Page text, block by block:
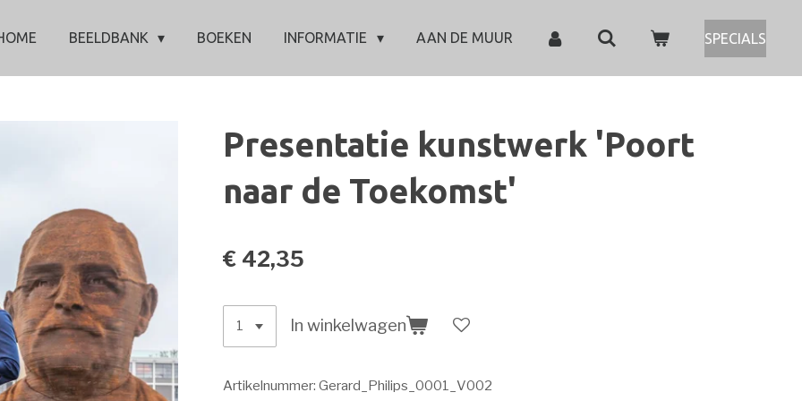
BEELDBANK BOEKEN INFORMATIE AAN DE MUUR SPECIALS
Presentatie kunstwerk 'Poort
naar de Toekomst'
€ 42,35
In winkelwagen
Artikelnummer: Gerard_Philips_0001_V002